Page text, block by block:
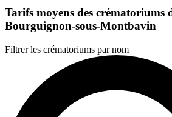
Tarifs moyens des crématoriums
Bourguignon-sous-Montbavin
Filtrer les crématoriums par nom